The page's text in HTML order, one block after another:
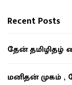
Recent Posts
தேன் தமிழிதழ்
மனிதன் முகம்